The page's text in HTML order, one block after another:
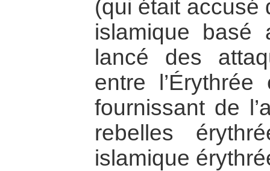
(qui était accusé
islamique basé
lancé des
entre
fournissant de
rebelles
islamique